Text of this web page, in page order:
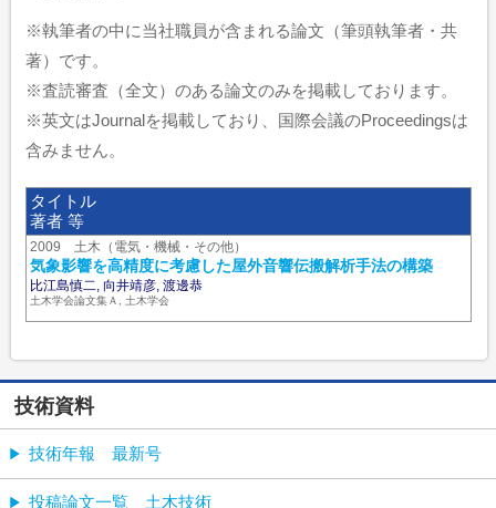
※執筆者の中に当社職員が含まれる論文（筆頭執筆者・共
著）です。
※査読審査（全文）のある論文のみを掲載しております。
※英文はJournalを掲載しており、国際会議のProceedingsは
含みません。
タイトル
著者 等
2009 土木（電気・機械・その他）
気象影響を高精度に考慮した屋外音響伝搬解析手法の構築
比江島慎二, 向井靖彦, 渡邊恭
土木学会論文集Ａ, 土木学会
技術資料
技術年報 最新号
投稿論文一覧 土木技術